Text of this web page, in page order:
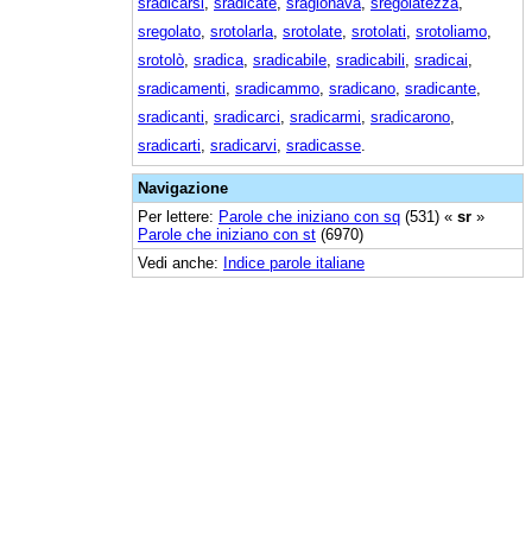
sregolato srotolarla srotolate srotolati srotoliamo
srotolò sradica sradicabile sradicabili sradicai
sradicamenti sradicammo sradicano sradicante
sradicanti sradicarci sradicarmi sradicarono
sradicarti sradicarvi sradicasse
Navigazione
Per lettere: Parole che iniziano con sq (531) « sr »
Parole che iniziano con st (6970)
Vedi anche: Indice parole italiane